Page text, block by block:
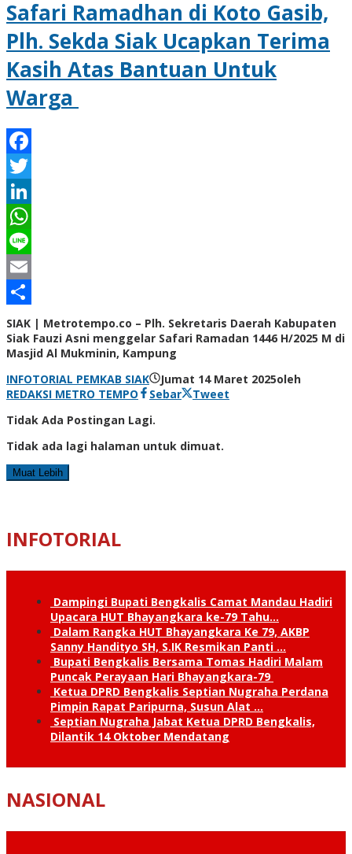
Safari Ramadhan di Koto Gasib,
Plh. Sekda Siak Ucapkan Terima
Kasih Atas Bantuan Untuk
Warga
Facebook
Twitter
LinkedIn
WhatsApp
Line
Email
Share
SIAK | Metrotempo.co – Plh. Sekretaris Daerah Kabupaten
Siak Fauzi Asni menggelar Safari Ramadan 1446 H/2025 M di
Masjid Al Mukminin, Kampung
INFOTORIAL PEMKAB SIAK
Jumat 14 Maret 2025oleh
REDAKSI METRO TEMPO
Sebar
Tweet
Tidak Ada Postingan Lagi.
Tidak ada lagi halaman untuk dimuat.
Muat Lebih
INFOTORIAL
Dampingi Bupati Bengkalis Camat Mandau Hadiri
Upacara HUT Bhayangkara ke-79 Tahu…
Dalam Rangka HUT Bhayangkara Ke 79, AKBP
Sanny Handityo SH, S.IK Resmikan Panti …
Bupati Bengkalis Bersama Tomas Hadiri Malam
Puncak Perayaan Hari Bhayangkara-79
Ketua DPRD Bengkalis Septian Nugraha Perdana
Pimpin Rapat Paripurna, Susun Alat …
Septian Nugraha Jabat Ketua DPRD Bengkalis,
Dilantik 14 Oktober Mendatang
NASIONAL